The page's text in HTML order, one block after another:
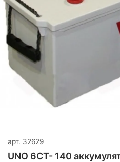
арт. 32629
UNO 6СТ- 140